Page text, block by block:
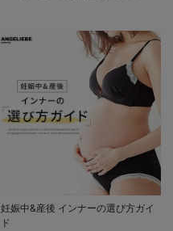
妊娠中&産後 インナーの選び方ガイ
ド